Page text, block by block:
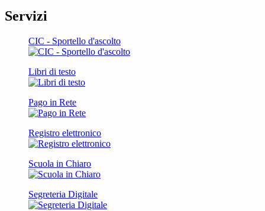
Servizi
CIC - Sportello d'ascolto
Libri di testo
Pago in Rete
Registro elettronico
Scuola in Chiaro
Segreteria Digitale